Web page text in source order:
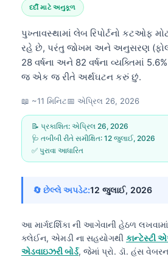
દર્દી માટે અનુકૂળ
પુખ્તાવસ્થામાં લેબ રિપોર્ટનો કટઓફ
રહે છે, પરંતુ જોખમ અને અનુસરણ
28 વર્ષના અને 82 વર્ષના વ્યક્તિમાં
જ એક જ રીતે અર્થઘટન કરું છું.
📖 ~11 મિનિટ📅 એપ્રિલ 26, 2026
📝 પ્રકાશિત: એપ્રિલ 26, 2026
🩺 તબીબી રીતે સમીક્ષિત: 12 જુલાઈ, 2026
✅ પુરાવા આધારિત
🔄 છેલ્લે અપડેટ:12 જુલાઈ, 2026
આ માર્ગદર્શિકા ની આગેવાની હેઠળ
ક્લેઈન, એમડી ના સહયોગથી કાન્ટેસ્ટી
એડવાઇઝરી બોર્ડ, જેમાં પ્રો. ડૉ. હંસ